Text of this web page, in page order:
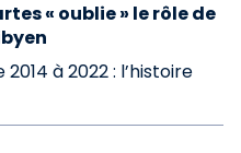
« oublie » le rôle de
2014 à 2022 : l’histoire